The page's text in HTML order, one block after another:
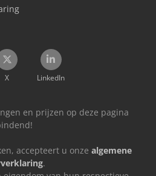
X LinkedIn
en prijzen op deze pagina
accepteert u onze algemene
.